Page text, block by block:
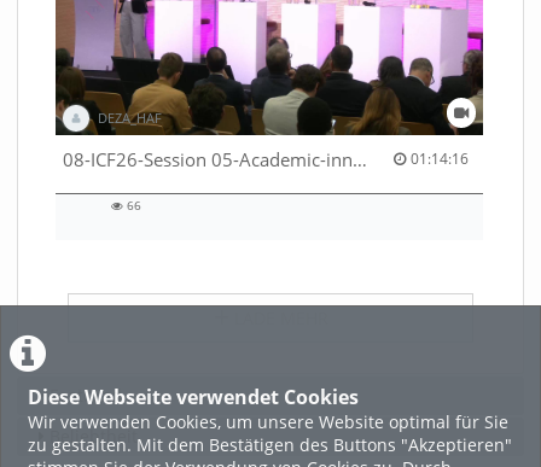
Diese Webseite verwendet Cookies
Wir verwenden Cookies, um unsere Website optimal für Sie
zu gestalten. Mit dem Bestätigen des Buttons "Akzeptieren"
DEZA_HAF
08-ICF26-Session 05-Academic-innovation-meets-international-cooperation-53529531670001791 01:14:16
01:14:16 duration
66
Featured
Beliebtheit